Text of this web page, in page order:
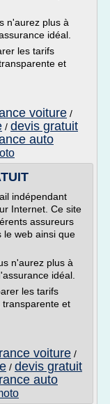
n'aurez plus à
idéal.
les tarifs
et
voiture /
/ devis gratuit
auto
indépendant
Internet. Ce site
assureurs
le web ainsi que
n'aurez plus à
idéal.
les tarifs
et
voiture /
/ devis gratuit
auto